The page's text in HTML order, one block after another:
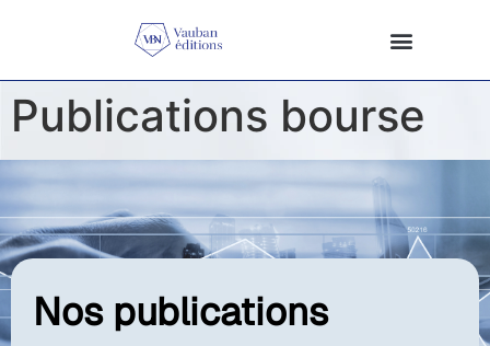
Publications bourse
Nos publications